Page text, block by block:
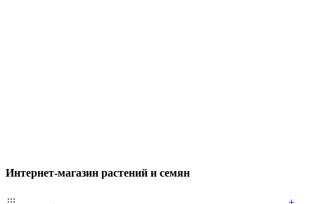
Интернет-магазин растений и семян